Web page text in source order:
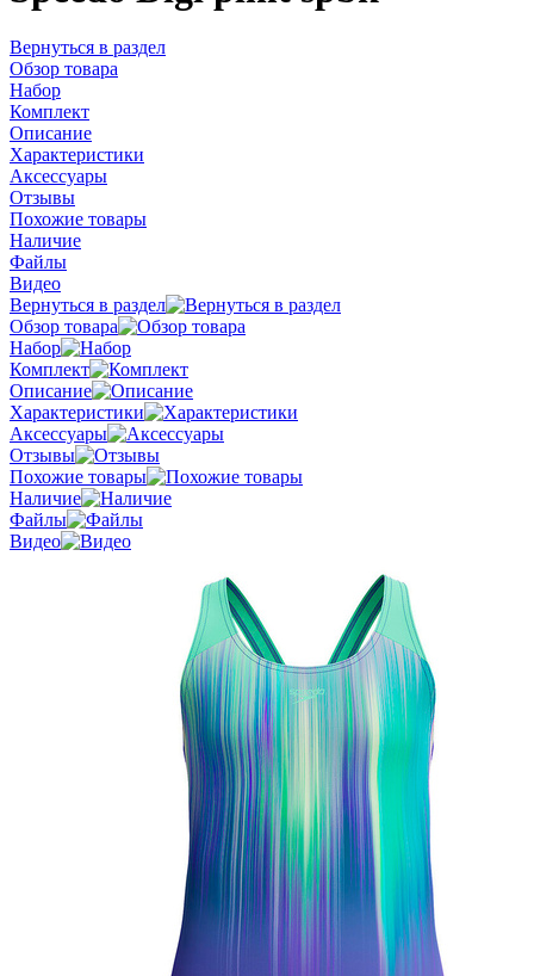
Вернуться в раздел
Обзор товара
Набор
Комплект
Описание
Характеристики
Аксессуары
Отзывы
Похожие товары
Наличие
Файлы
Видео
Вернуться в раздел
Обзор товара
Набор
Комплект
Описание
Характеристики
Аксессуары
Отзывы
Похожие товары
Наличие
Файлы
Видео